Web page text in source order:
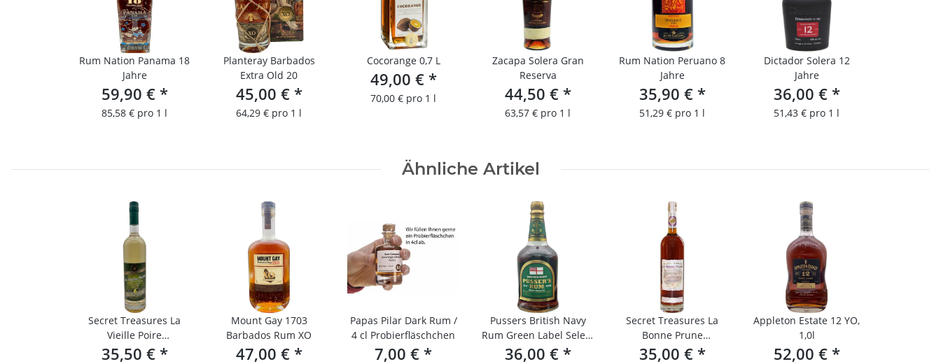
Rum Nation Panama 18
Jahre
59,90 € *
85,58 € pro 1 l
Planteray Barbados
Extra Old 20
45,00 € *
64,29 € pro 1 l
Cocorange 0,7 L
49,00 € *
70,00 € pro 1 l
Zacapa Solera Gran
Reserva
44,50 € *
63,57 € pro 1 l
Rum Nation Peruano 8
Jahre
35,90 € *
51,29 € pro 1 l
Dictador Solera 12
Jahre
36,00 € *
51,43 € pro 1 l
Ähnliche Artikel
Secret Treasures La
Vieille Poire
(Birnenbrand)
35,50 € *
Mount Gay 1703
Barbados Rum XO
47,00 € *
Papas Pilar Dark Rum /
4 cl Probierfläschchen
7,00 € *
Pussers British Navy
Rum Green Label Select
151
36,00 € *
Secret Treasures La
Bonne Prune
Pflaumenbrand
35,00 € *
Appleton Estate 12 YO,
1,0l
52,00 € *